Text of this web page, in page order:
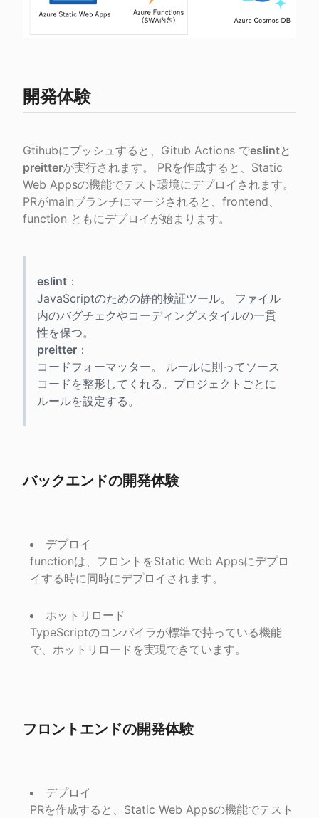
開発体験
Gtihubにプッシュすると、Gitub Actions でeslintと
preitterが実行されます。 PRを作成すると、Static
Web Appsの機能でテスト環境にデプロイされます。
PRがmainブランチにマージされると、frontend、
function ともにデプロイが始まります。
eslint ：
JavaScriptのための静的検証ツール。 ファイル
内のバグチェクやコーディングスタイルの一貫
preitter ：
コードフォーマッター。 ルールに則ってソース
コードを整形してくれる。プロジェクトごとに
ルールを設定する。
バックエンドの開発体験
デプロイ
functionは、フロントをStatic Web Appsにデプロ
イする時に同時にデプロイされます。
ホットリロード
TypeScriptのコンパイラが標準で持っている機能
で、ホットリロードを実現できています。
フロントエンドの開発体験
デプロイ
PRを作成すると、Static Web Appsの機能でテスト